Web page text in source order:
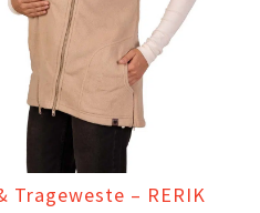
Trageweste – RERIK